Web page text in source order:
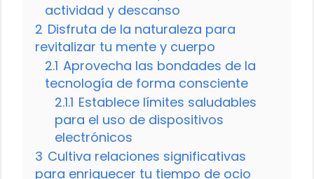
actividad y descanso
2 Disfruta de la naturaleza para
revitalizar tu mente y cuerpo
2.1 Aprovecha las bondades de la
tecnología de forma consciente
2.1.1 Establece límites saludables
para el uso de dispositivos
electrónicos
3 Cultiva relaciones significativas
para enriquecer tu tiempo de ocio